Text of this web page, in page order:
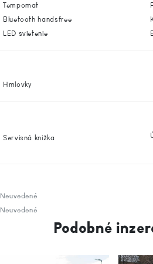
Tempomat
Bluetooth handsfree
LED svietenie
Hmlovky
Servisná knižka
Neuvedené
Neuvedené
Podobné